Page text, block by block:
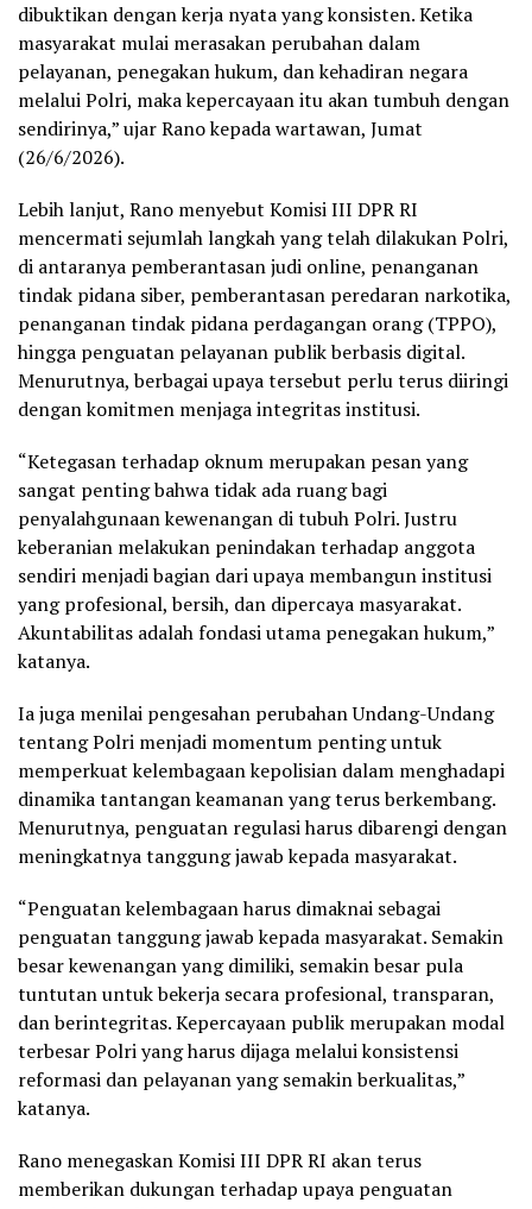
dibuktikan dengan kerja nyata yang konsisten. Ketika
masyarakat mulai merasakan perubahan dalam
pelayanan, penegakan hukum, dan kehadiran negara
melalui Polri, maka kepercayaan itu akan tumbuh dengan
sendirinya,” ujar Rano kepada wartawan, Jumat
(26/6/2026).
Lebih lanjut, Rano menyebut Komisi III DPR RI
mencermati sejumlah langkah yang telah dilakukan Polri,
di antaranya pemberantasan judi online, penanganan
tindak pidana siber, pemberantasan peredaran narkotika,
penanganan tindak pidana perdagangan orang (TPPO),
hingga penguatan pelayanan publik berbasis digital.
Menurutnya, berbagai upaya tersebut perlu terus diiringi
dengan komitmen menjaga integritas institusi.
“Ketegasan terhadap oknum merupakan pesan yang
sangat penting bahwa tidak ada ruang bagi
penyalahgunaan kewenangan di tubuh Polri. Justru
keberanian melakukan penindakan terhadap anggota
sendiri menjadi bagian dari upaya membangun institusi
yang profesional, bersih, dan dipercaya masyarakat.
Akuntabilitas adalah fondasi utama penegakan hukum,”
katanya.
Ia juga menilai pengesahan perubahan Undang-Undang
tentang Polri menjadi momentum penting untuk
memperkuat kelembagaan kepolisian dalam menghadapi
dinamika tantangan keamanan yang terus berkembang.
Menurutnya, penguatan regulasi harus dibarengi dengan
meningkatnya tanggung jawab kepada masyarakat.
“Penguatan kelembagaan harus dimaknai sebagai
penguatan tanggung jawab kepada masyarakat. Semakin
besar kewenangan yang dimiliki, semakin besar pula
tuntutan untuk bekerja secara profesional, transparan,
dan berintegritas. Kepercayaan publik merupakan modal
terbesar Polri yang harus dijaga melalui konsistensi
reformasi dan pelayanan yang semakin berkualitas,”
katanya.
Rano menegaskan Komisi III DPR RI akan terus
memberikan dukungan terhadap upaya penguatan